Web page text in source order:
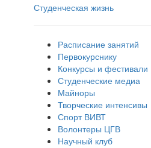
Студенческая жизнь
Расписание занятий
Первокурснику
Конкурсы и фестивали
Студенческие медиа
Майноры
Творческие интенсивы
Спорт ВИВТ
Волонтеры ЦГВ
Научный клуб